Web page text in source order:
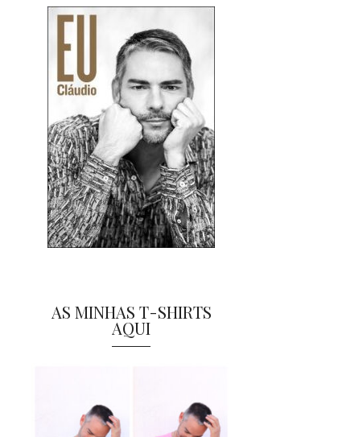
AS MINHAS T-SHIRTS
AQUI